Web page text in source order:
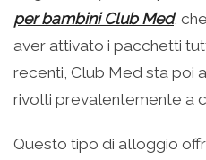
per bambini Club Med,
aver attivato i pacchetti
recenti, Club Med sta poi
rivolti prevalentemente a
Questo tipo di alloggio